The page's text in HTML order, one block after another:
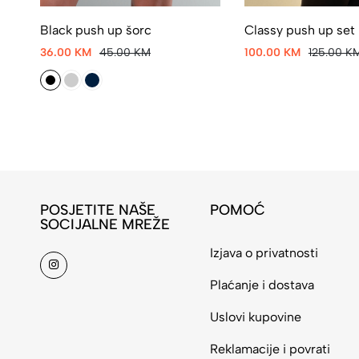
Black push up šorc
36.00 KM 45.00 KM
Classy push up set
100.00 KM 125.00
POSJETITE NAŠE
SOCIJALNE MREŽE
POMOĆ
Izjava o privatnosti
Plaćanje i dostava
Uslovi kupovine
Reklamacije i povrati